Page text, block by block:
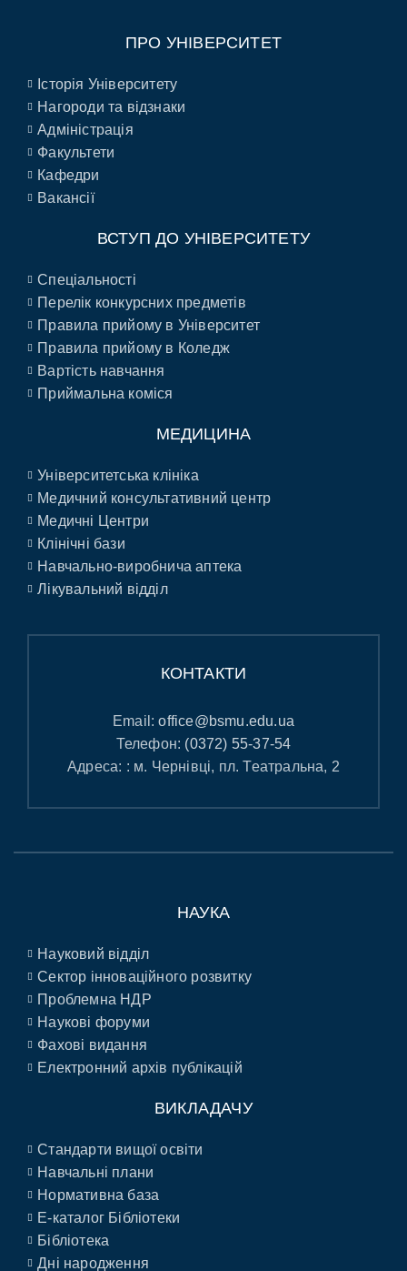
ПРО УНІВЕРСИТЕТ
Історія Університету
Нагороди та відзнаки
Адміністрація
Факультети
Кафедри
Вакансії
ВСТУП ДО УНІВЕРСИТЕТУ
Спеціальності
Перелік конкурсних предметів
Правила прийому в Університет
Правила прийому в Коледж
Вартість навчання
Приймальна коміся
МЕДИЦИНА
Університетська клініка
Медичний консультативний центр
Медичні Центри
Клінічні бази
Навчально-виробнича аптека
Лікувальний відділ
КОНТАКТИ
Email:office@bsmu.edu.ua
Телефон: (0372) 55-37-54
Адреса: : м. Чернівці, пл. Театральна, 2
НАУКА
Науковий відділ
Сектор інноваційного розвитку
Проблемна НДР
Наукові форуми
Фахові видання
Електронний архів публікацій
ВИКЛАДАЧУ
Стандарти вищої освіти
Навчальні плани
Нормативна база
E-каталог Бібліотеки
Бібліотека
Дні народження